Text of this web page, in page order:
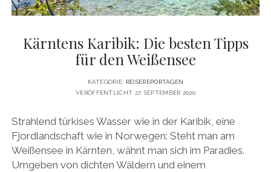
MEDIADATEN
Kärntens Karibik: Die besten Tipps
für den Weißensee
KATEGORIE: REISEREPORTAGEN
VERÖFFENTLICHT 27. SEPTEMBER 2020
Strahlend türkises Wasser wie in der Karibik, eine
Fjordlandschaft wie in Norwegen: Steht man am
Weißensee in Kärnten, wähnt man sich im Paradies.
Umgeben von dichten Wäldern und einem